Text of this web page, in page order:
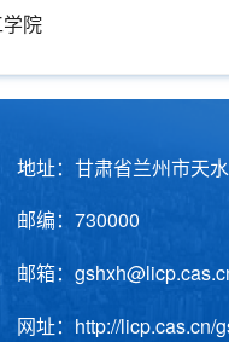
院
地址：甘肃省兰州市天
邮编：730000 电
邮箱：
网址：http://licp.cas.cn/